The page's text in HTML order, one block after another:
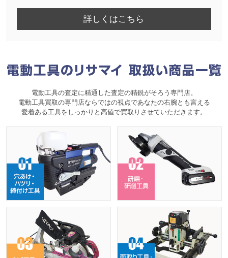
詳しくはこちら
電動工具の査定に精通した査定の精鋭がそろう専門店。
電動工具買取の専門店ならではの視点であなたの右腕とも言える
愛着ある工具をしっかりと高値で買取りさせていただきます。